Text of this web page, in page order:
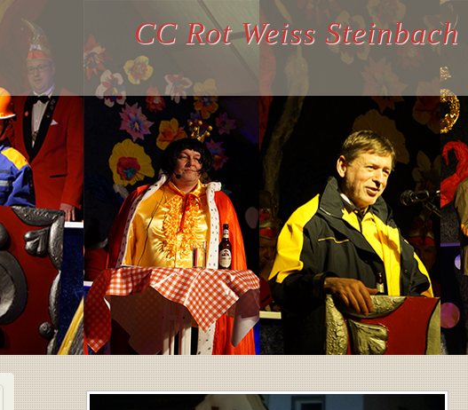
CC Rot Weiss Steinbach